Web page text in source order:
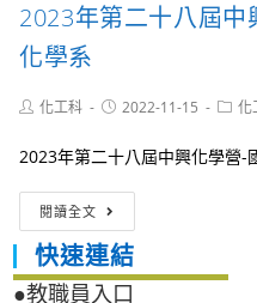
2023年第二十八屆
化學系
Post化工科
Post2022-11-15
Post化
2023年第二十八屆中興化學營-
閱讀全文
年
二
快速連結
●教職員入口